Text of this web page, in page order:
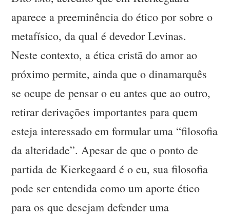
aparece a preeminência do ético por sobre o
metafísico, da qual é devedor Levinas.
Neste contexto, a ética cristã do amor ao
próximo permite, ainda que o dinamarquês
se ocupe de pensar o eu antes que ao outro,
retirar derivações importantes para quem
esteja interessado em formular uma “filosofia
da alteridade”. Apesar de que o ponto de
partida de Kierkegaard é o eu, sua filosofia
pode ser entendida como um aporte ético
para os que desejam defender uma